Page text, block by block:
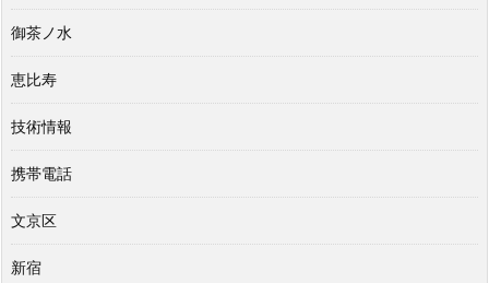
御茶ノ水
恵比寿
技術情報
携帯電話
文京区
新宿